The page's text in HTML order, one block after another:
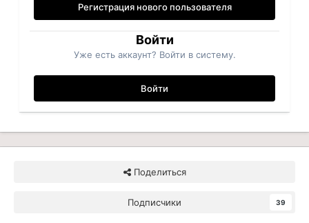
Регистрация нового пользователя
Войти
Уже есть аккаунт? Войти в систему.
Войти
Поделиться
Подписчики 39